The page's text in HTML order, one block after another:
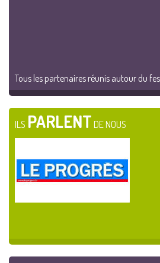
Tous les partenaires réunis autour du
ILS PARLENT DE NOUS